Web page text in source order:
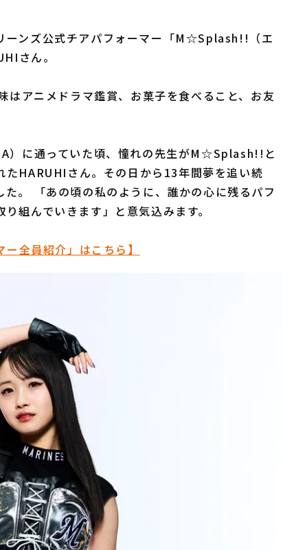
ーンズ公式チアパフォーマー「M☆Splash!!（エ
さん。
アニメドラマ鑑賞、お菓子を食べること、お友
）に通っていた頃、憧れの先生がM☆Splash!!と
たHARUHIさん。その日から13年間夢を追い続
。 「あの頃の私のように、誰かの心に残るパフ
組んでいきます」と意気込みます。
全員紹介」はこちら】